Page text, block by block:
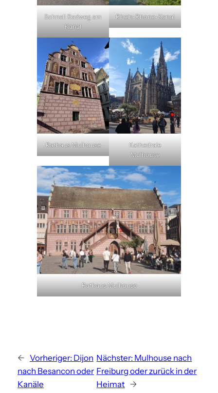
Schnell Radweg am
Kanal
Rhein-Rhone-Kanal
Rathaus Mulhouse
Kathedrale
Mulhouse
Rathaus Mulhouse
← Vorheriger: Dijon
nach Besancon oder
Kanäle
Nächster: Mulhouse nach
Freiburg oder zurück in der
Heimat →